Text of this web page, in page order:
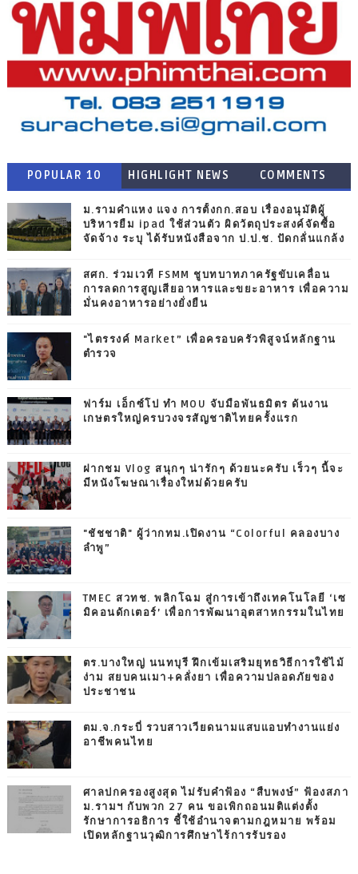
POPULAR 10 HIGHLIGHT NEWS COMMENTS
ม.รามคำแหง แจง การตั้งกก.สอบ เรื่องอนุมัติผู้
บริหารยืม ipad ใช้ส่วนตัว ผิดวัตถุประสงค์จัดซื้อ
จัดจ้าง ระบุ ได้รับหนังสือจาก ป.ป.ช. ปัดกลั่นแกล้ง
สศก. ร่วมเวที FSMM ชูบทบาทภาครัฐขับเคลื่อน
การลดการสูญเสียอาหารและขยะอาหาร เพื่อความ
มั่นคงอาหารอย่างยั่งยืน
"ไตรรงค์ Market” เพื่อครอบครัวพิสูจน์หลักฐาน
ตำรวจ
ฟาร์ม เอ็กซ์โป ทำ MOU จับมือพันธมิตร ดันงาน
เกษตรใหญ่ครบวงจรสัญชาติไทยครั้งแรก
ฝากชม Vlog สนุกๆ น่ารักๆ ด้วยนะครับ เร็วๆ นี้จะ
มีหนังโฆษณาเรื่องใหม่ด้วยครับ
"ชัชชาติ" ผู้ว่ากทม.เปิดงาน “Colorful คลองบาง
ลำพู”
TMEC สวทช. พลิกโฉม สู่การเข้าถึงเทคโนโลยี ‘เซ
มิคอนดักเตอร์’ เพื่อการพัฒนาอุตสาหกรรมในไทย
ตร.บางใหญ่ นนทบุรี ฝึกเข้มเสริมยุทธวิธีการใช้ไม้
ง่าม สยบคนเมา+คลั่งยา เพื่อความปลอดภัยของ
ประชาชน
ตม.จ.กระบี่ รวบสาวเวียดนามแสบแอบทำงานแย่ง
อาชีพคนไทย
ศาลปกครองสูงสุด ไม่รับคำฟ้อง “สืบพงษ์” ฟ้องสภา
ม.รามฯ กับพวก 27 คน ขอเพิกถอนมติแต่งตั้ง
รักษาการอธิการ ชี้ใช้อำนาจตามกฎหมาย พร้อม
เปิดหลักฐานวุฒิการศึกษาไร้การรับรอง